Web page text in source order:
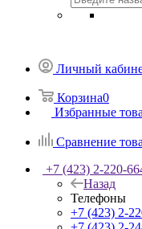
Личный
Корзина0
Избранные
Сравнение
+7 (423) 2-220-
Назад
Телефоны
+7 (423) 2-